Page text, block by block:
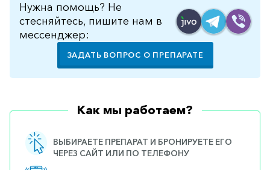
Нужна помощь? Не
стесняйтесь, пишите нам в
мессенджер:
ЗАДАТЬ ВОПРОС О ПРЕПАРАТЕ
Как мы работаем?
ВЫБИРАЕТЕ ПРЕПАРАТ И БРОНИРУЕТЕ ЕГО
ЧЕРЕЗ САЙТ ИЛИ ПО ТЕЛЕФОНУ